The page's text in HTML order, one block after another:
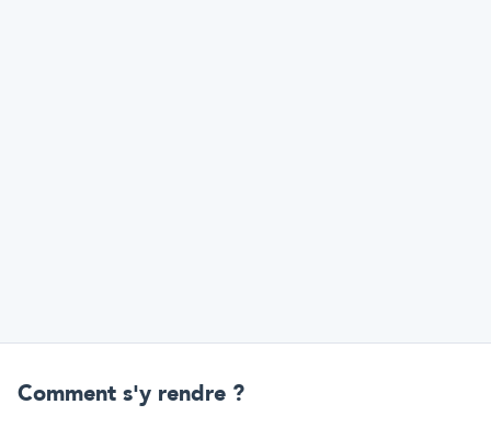
Comment s'y rendre ?